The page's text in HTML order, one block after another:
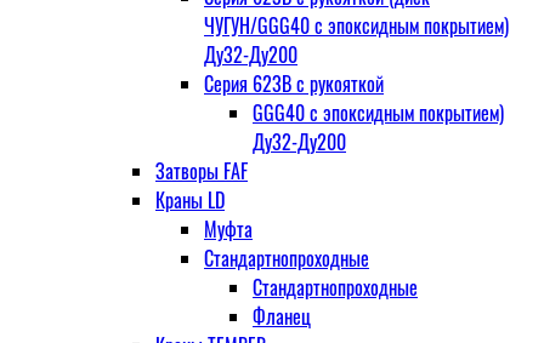
ЧУГУН/GGG40 с эпоксидным покрытием)
Ду32-Ду200
Серия 623В с рукояткой
GGG40 с эпоксидным покрытием)
Ду32-Ду200
Затворы FAF
Краны LD
Муфта
Стандартнопроходные
Стандартнопроходные
Фланец